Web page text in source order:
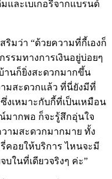
และเบเกอรี่จากแบรนด์
ริมว่า “ด้วยความที่กี้เองก็
รมทางการเงินอยู่บ่อยๆ
านก็ยิ่งสะดวกมากขึ้น
มสะดวกแล้ว ที่นี่ยังมีที่
งเหมาะกับกี้ที่เป็นเหมือน
มากพอ ก็จะรู้สึกอุ่นใจ
ามสะดวกมากมาย ทั้ง
คอยให้บริการ ไหนจะมี
ในที่เดียวจริงๆ ค่ะ”